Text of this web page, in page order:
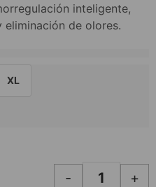
inteligente,
de olores.
XL
- +